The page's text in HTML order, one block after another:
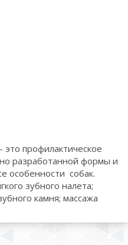
профилактическое
разработанной формы и
особенности собак.
зубного налета;
камня; массажа